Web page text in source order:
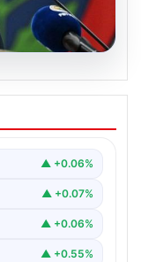
Medya
günlerde artan
▲ +0.06%
▲ +0.07%
▲ +0.06%
▲ +0.55%